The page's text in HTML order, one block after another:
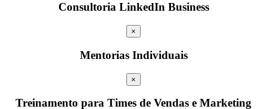
Consultoria LinkedIn Business
×
Mentorias Individuais
×
Treinamento para Times de Vendas e Marketing